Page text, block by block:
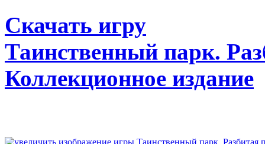
Скачать игру
Таинственный парк.
Коллекционное издание